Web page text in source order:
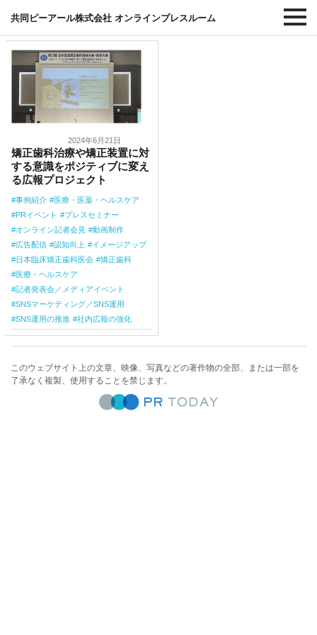
共同ピーアール株式会社 オンラインプレスルーム
#矯正歯科
2024年6月21日
矯正歯科治療や矯正装置に対
する意識をポジティブに変え
る広報プロジェクト
事例紹介
医療・医薬・ヘルスケア
PRイベント
プレスセミナー
オンライン記者会見
動画制作
広告配信
認知向上
イメージアップ
日本臨床矯正歯科医会
矯正歯科
医療・ヘルスケア
記者発表会／メディアイベント
SNSマーケティング／SNS運用
SNS運用の推進
社内広報の強化
このウェブサイト上の文章、映像、写真などの著作物の全部、または一部を
了承なく複製、使用することを禁じます。